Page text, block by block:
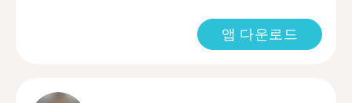
앱 다운로드